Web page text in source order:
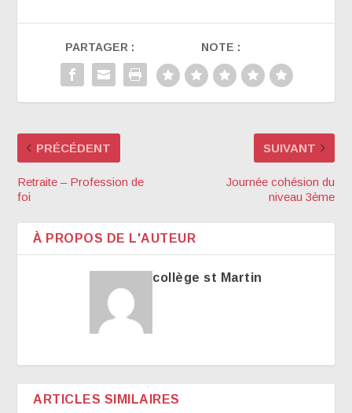
PARTAGER : NOTE :
PRÉCÉDENT
Retraite – Profession de
foi
SUIVANT
Journée cohésion du
niveau 3ème
À PROPOS DE L'AUTEUR
collège st Martin
ARTICLES SIMILAIRES